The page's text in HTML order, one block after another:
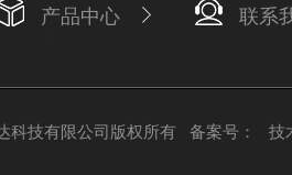
产品中心 联系
科技有限公司版权所有 备案号： 技